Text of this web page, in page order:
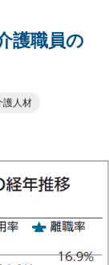
護職員の
護人材